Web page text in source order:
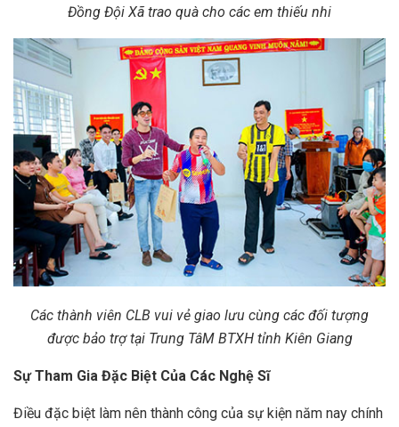
Đồng Đội Xã trao quà cho các em thiếu nhi
Các thành viên CLB vui vẻ giao lưu cùng các đối tượng
được bảo trợ tại Trung TâM BTXH tỉnh Kiên Giang
Sự Tham Gia Đặc Biệt Của Các Nghệ Sĩ
Điều đặc biệt làm nên thành công của sự kiện năm nay chính